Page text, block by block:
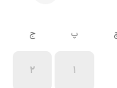
پ ج
1
2